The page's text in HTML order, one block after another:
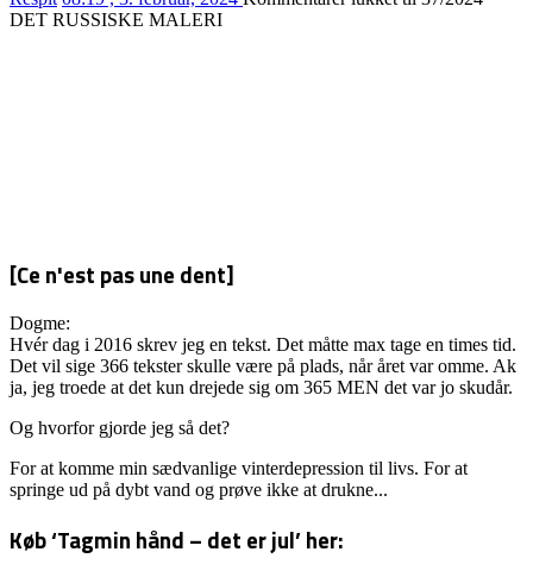
DET RUSSISKE MALERI
[Ce n'est pas une dent]
Dogme:
Hvér dag i 2016 skrev jeg en tekst. Det måtte max tage en times tid.
Det vil sige 366 tekster skulle være på plads, når året var omme. Ak
ja, jeg troede at det kun drejede sig om 365 MEN det var jo skudår.
Og hvorfor gjorde jeg så det?
For at komme min sædvanlige vinterdepression til livs. For at
springe ud på dybt vand og prøve ikke at drukne...
Køb ‘Tagmin hånd – det er jul’ her: